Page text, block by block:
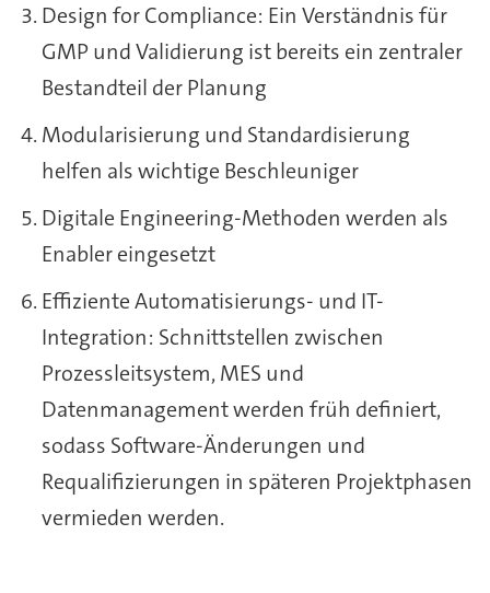
Design for Compliance: Ein Verständnis für
GMP und Validierung ist bereits ein zentraler
Bestandteil der Planung
Modularisierung und Standardisierung
helfen als wichtige Beschleuniger
Digitale Engineering-Methoden werden als
Enabler eingesetzt
Effiziente Automatisierungs- und IT-
Integration: Schnittstellen zwischen
Prozessleitsystem, MES und
Datenmanagement werden früh definiert,
sodass Software-Änderungen und
Requalifizierungen in späteren Projektphasen
vermieden werden.